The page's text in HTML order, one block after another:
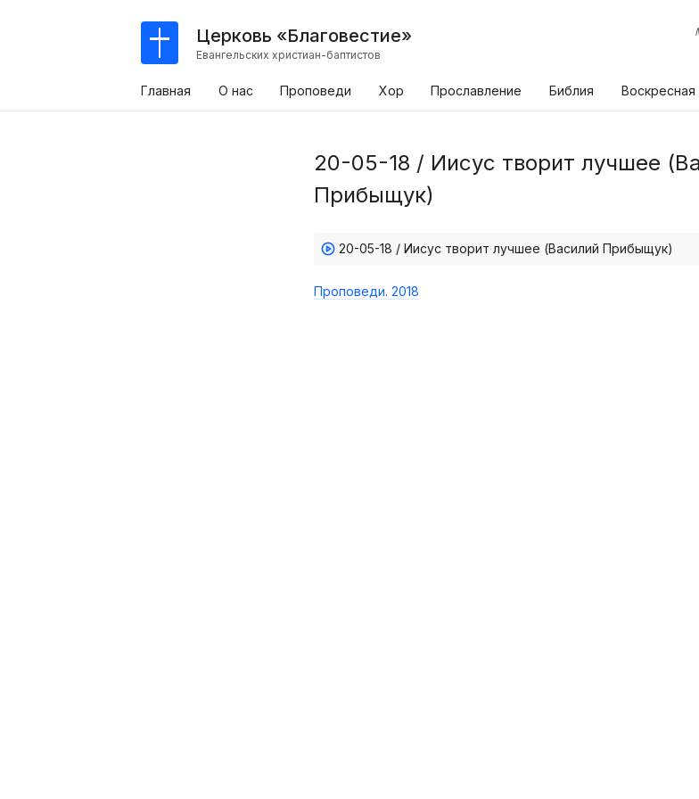
Церковь «Благовестие»
Евангельских христиан-баптистов
Главная О нас Проповеди Хор Прославление Библия Воскресная
20-05-18 / Иисус творит лучшее
Прибыщук)
20-05-18 / Иисус творит лучшее (Василий Прибыщук)
Проповеди. 2018